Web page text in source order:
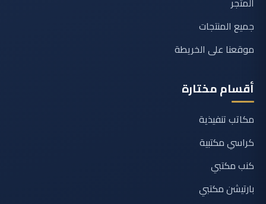
جميع المنتجات
موقعنا على الخريطة
أقسام مختارة
مكاتب تنفيذية
كراسي مكتبية
كنب مكتبي
بارتيشن مكتبي